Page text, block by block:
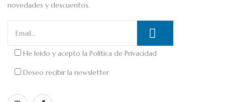
novedades y descuentos.
He leído y acepto la Política de Privacidad
Deseo recibir la newsletter